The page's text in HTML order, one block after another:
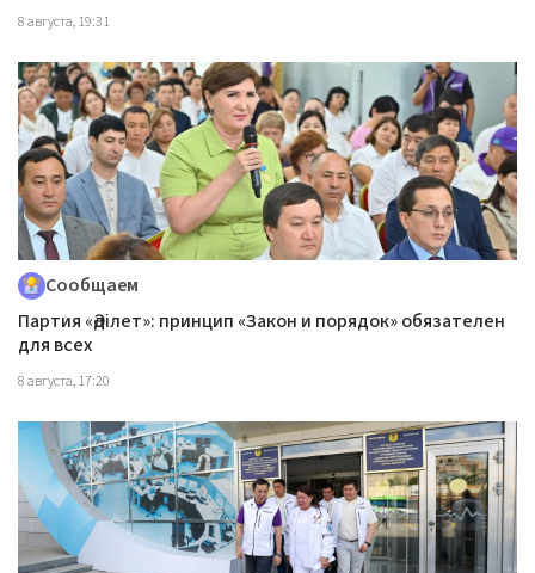
8 августа, 19:31
Сообщаем
Партия «Әділет»: принцип «Закон и порядок» обязателен
для всех
8 августа, 17:20